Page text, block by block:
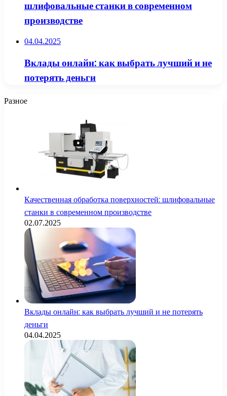
шлифовальные станки в современном
производстве
04.04.2025
Вклады онлайн: как выбрать лучший и не
потерять деньги
Разное
Качественная обработка поверхностей: шлифовальные
станки в современном производстве
02.07.2025
Вклады онлайн: как выбрать лучший и не потерять
деньги
04.04.2025